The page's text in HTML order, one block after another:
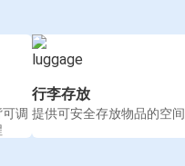
调
行李存放
提供可安全存放物品的空间